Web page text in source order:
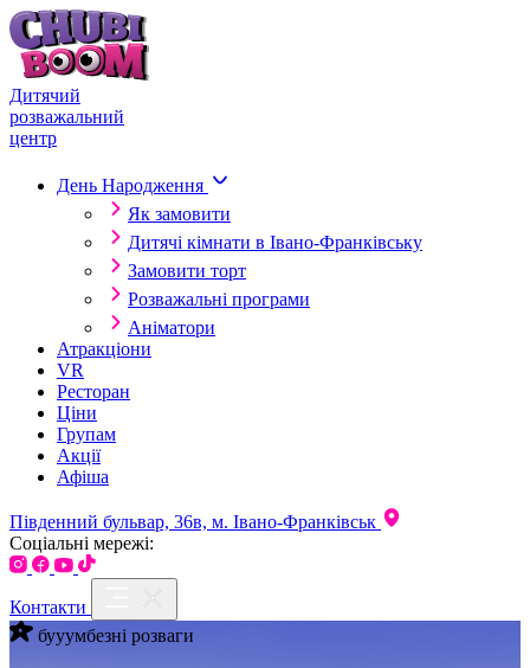
Skip to content
Дитячий
розважальний
центр
День Народження
Як замовити
Дитячі кімнати в Івано-Франківську
Замовити торт
Розважальні програми
Аніматори
Атракціони
VR
Ресторан
Ціни
Групам
Акції
Афіша
Південний бульвар, 36в, м. Івано-Франківськ
Соціальні мережі:
Контакти
бууумбезні розваги